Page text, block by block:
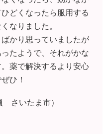
さいたま市）
いております。